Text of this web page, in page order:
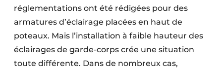
Software
Techniques ferroviaires
Travaux ferroviaires
réglementations ont été rédigées pour des
armatures d’éclairage placées en haut de
poteaux. Mais l’installation à faible hauteur des
éclairages de garde-corps crée une situation
toute différente. Dans de nombreux cas,